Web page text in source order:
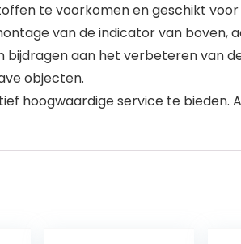
te voorkomen en geschikt
van de indicator van boven,
bijdragen aan het verbeteren van
objecten.
hoogwaardige service te